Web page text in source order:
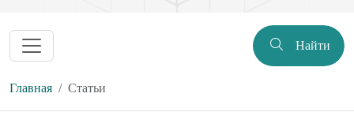
Найти
Главная Статьи